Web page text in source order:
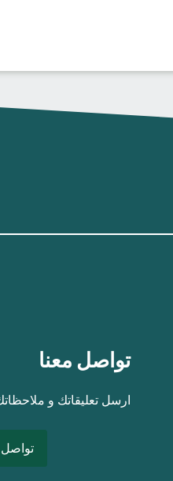
تواصل معنا
ارسل تعليقاتك و
تواصل